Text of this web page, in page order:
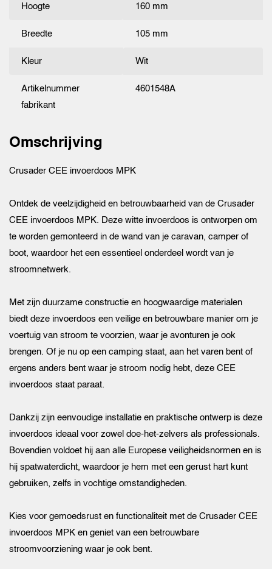
Hoogte 160 mm
Breedte 105 mm
Kleur Wit
Artikelnummer
fabrikant
4601548A
Omschrijving
Crusader CEE invoerdoos MPK
Ontdek de veelzijdigheid en betrouwbaarheid van de Crusader
CEE invoerdoos MPK. Deze witte invoerdoos is ontworpen om
te worden gemonteerd in de wand van je caravan, camper of
boot, waardoor het een essentieel onderdeel wordt van je
stroomnetwerk.
Met zijn duurzame constructie en hoogwaardige materialen
biedt deze invoerdoos een veilige en betrouwbare manier om je
voertuig van stroom te voorzien, waar je avonturen je ook
brengen. Of je nu op een camping staat, aan het varen bent of
ergens anders bent waar je stroom nodig hebt, deze CEE
invoerdoos staat paraat.
Dankzij zijn eenvoudige installatie en praktische ontwerp is deze
invoerdoos ideaal voor zowel doe-het-zelvers als professionals.
Bovendien voldoet hij aan alle Europese veiligheidsnormen en is
hij spatwaterdicht, waardoor je hem met een gerust hart kunt
gebruiken, zelfs in vochtige omstandigheden.
Kies voor gemoedsrust en functionaliteit met de Crusader CEE
invoerdoos MPK en geniet van een betrouwbare
stroomvoorziening waar je ook bent.